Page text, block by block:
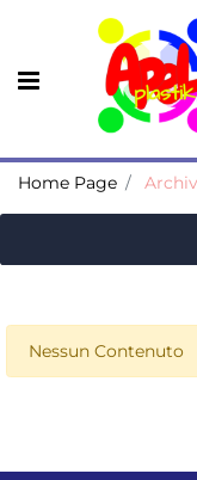
Open menu
Home Page
Nessun Contenuto